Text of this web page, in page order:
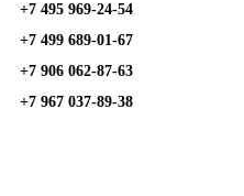
+7 495 969-24-54
+7 499 689-01-67
+7 906 062-87-63
+7 967 037-89-38